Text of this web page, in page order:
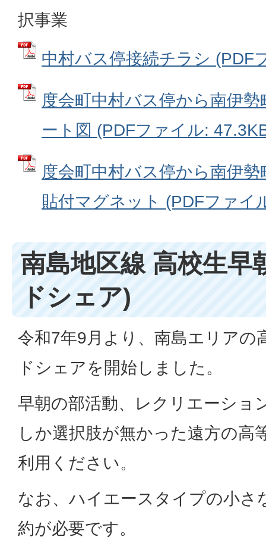
択事業
中村バス停接続チラシ (PDF
度会町中村バス停から南伊
ート図 (PDFファイル:
度会町中村バス停から南伊
貼付マグネット (PDFファイ
南島地区線 高校生早
ドシェア)
令和7年9月より、南島エリアの
ドシェアを開始しました。
早朝の部活動、レクリエーショ
しか選択肢が無かった遠方の高
利用ください。
なお、ハイエースタイプの小さ
約が必要です。